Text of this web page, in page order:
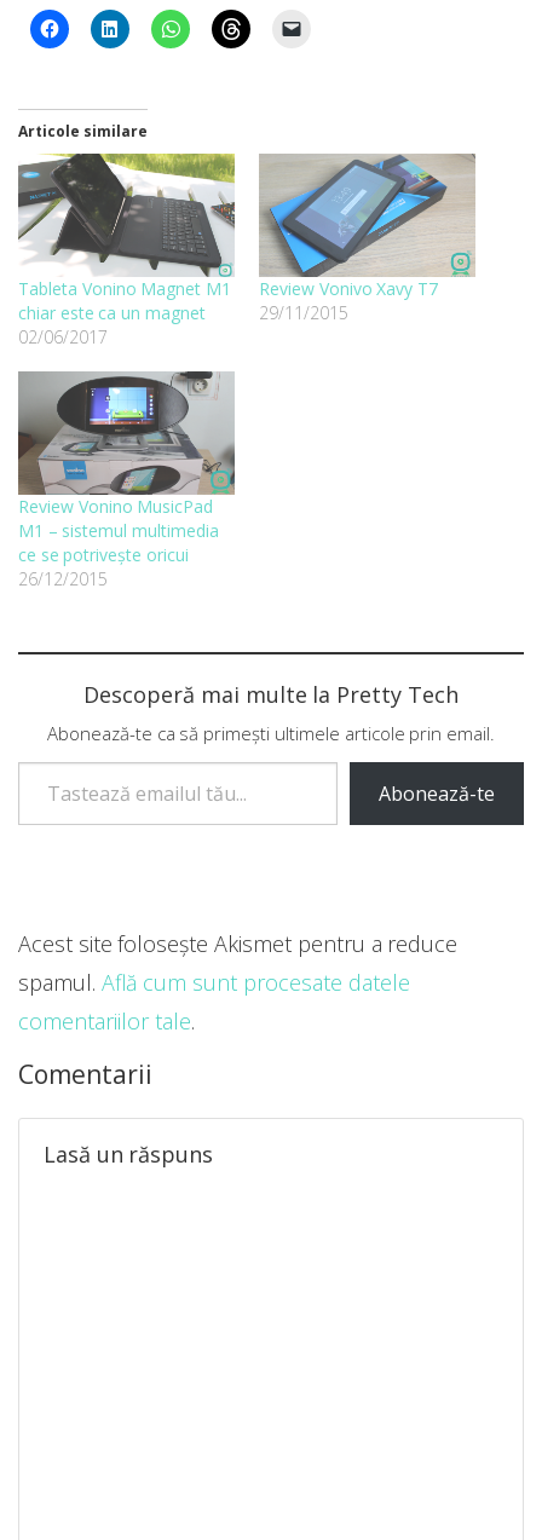
Articole similare
Tableta Vonino Magnet M1
chiar este ca un magnet
02/06/2017
Review Vonivo Xavy T7
29/11/2015
Review Vonino MusicPad
M1 – sistemul multimedia
ce se potrivește oricui
26/12/2015
Descoperă mai multe la Pretty Tech
Abonează-te ca să primești ultimele articole prin email.
Tastează emailul tău...
Abonează-te
Comentarii
Lasă un răspuns
Acest site folosește Akismet pentru a reduce
spamul. Află cum sunt procesate datele
comentariilor tale.